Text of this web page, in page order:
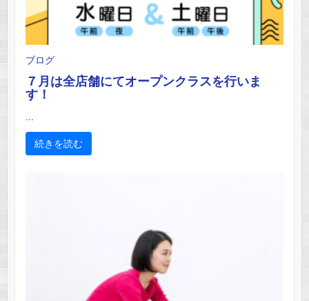
ブログ
７月は全店舗にてオープンクラスを行いま
す！
続きを読む